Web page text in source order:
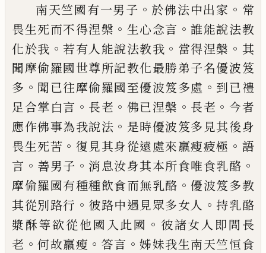
南天竺國有一男子 。 於佛法中出家 。 常
畏生死而不得涅槃 。 生心念言 。誰能說法教
化於我 。若有人能說法教我 。 當得涅槃 。 其
聞摩偷羅國世尊所記教化最勝弟子名優波笈
多 。 聞已往摩偷羅國至優波笈多處 。 到已禮
足合掌白言 。 長老 。 佛已涅槃 。 長老 。 今者
應作佛事為我說法 。 是時優波笈多見其後身
畏生死苦 。 復見其身從遠處來羸瘦疲極 。 語
言 。 善男子 。 消息汝身其本所食唯食乳酪 。
摩偷羅國有種種飲食而無乳酪 。優波笈多教
其從別路行 。 彼路中遇見眾多女人 。 持乳酪
漿酥等欲從他國入此國 。 彼諸女人即問長
老 。何故羸瘦 。 答言 。姊妹我生南天竺恒食